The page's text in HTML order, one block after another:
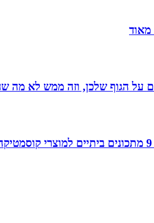
על הגוף שלכן, וזה ממש לא מה